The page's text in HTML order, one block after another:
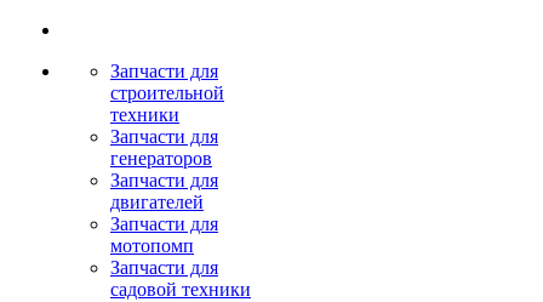
Запчасти для
строительной
техники
Запчасти для
генераторов
Запчасти для
двигателей
Запчасти для
мотопомп
Запчасти для
садовой техники